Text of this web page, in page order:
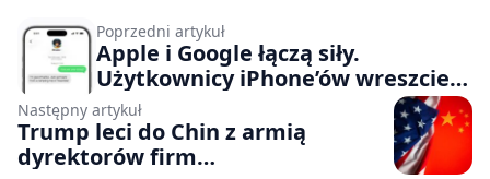
Poprzedni artykuł
Apple i Google łączą siły.
Użytkownicy iPhone’ów wreszcie
skorzystają z czatów RCS
Następny artykuł
Trump leci do Chin z armią
dyrektorów firm